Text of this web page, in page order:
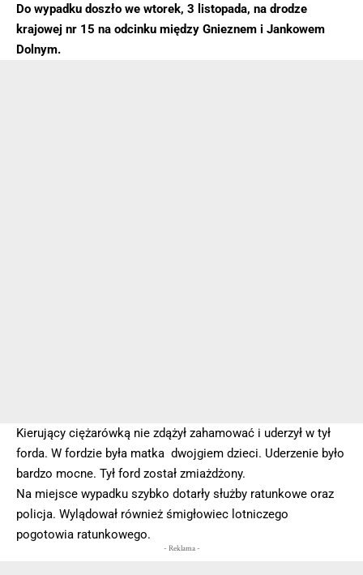
Do wypadku doszło we wtorek, 3 listopada, na drodze
krajowej nr 15 na odcinku między Gnieznem i Jankowem
Dolnym.
Kierujący ciężarówką nie zdążył zahamować i uderzył w tył
forda. W fordzie była matka dwojgiem dzieci. Uderzenie było
bardzo mocne. Tył ford został zmiażdżony.
Na miejsce wypadku szybko dotarły służby ratunkowe oraz
policja. Wylądował również śmigłowiec lotniczego
pogotowia ratunkowego.
- Reklama -